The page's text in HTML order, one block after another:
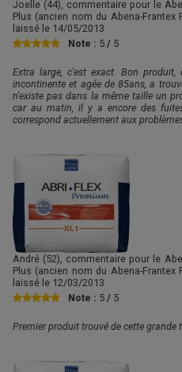
Joelle (44), commentaire pour le
Plus (ancien nom du Abena-Frantex
laissé le 14/05/2013
Note : 5 / 5
Extra large, c'est exact. Bon produit,
incontinente et agée de 85ans, a
n'existe pas dans la même taille un
car au matin, il y a encore des
correspond actuellement aux
André (52), commentaire pour le
Plus (ancien nom du Abena-Frantex
laissé le 12/03/2013
Note : 5 / 5
Premier produit trouvé de cette grande